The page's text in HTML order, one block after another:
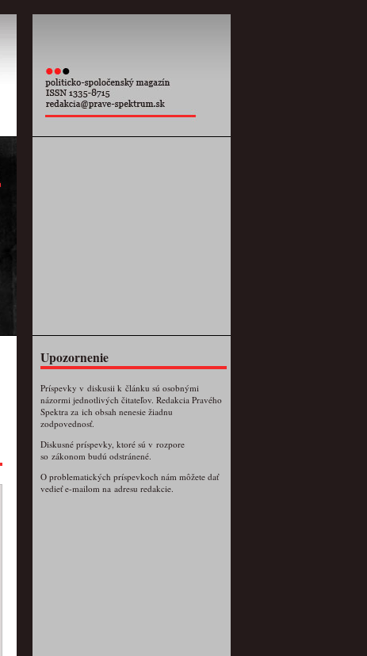
Upozornenie
Príspevky v diskusii k článku sú osobnými
názormi jednotlivých čitateľov. Redakcia Pravého
Spektra za ich obsah nenesie žiadnu
zodpovednosť.
Diskusné príspevky, ktoré sú v rozpore
so zákonom budú odstránené.
O problematických príspevkoch nám môžete dať
vedieť e-mailom na adresu redakcie.